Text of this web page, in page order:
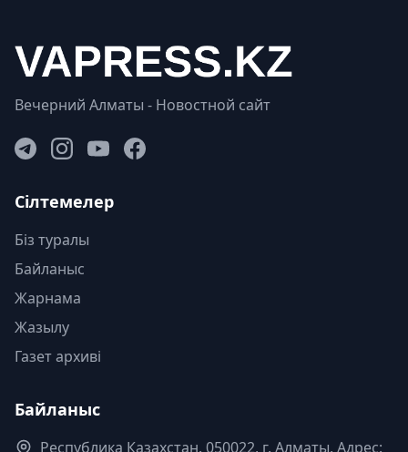
Вечерний Алматы - Новостной сайт
Сілтемелер
Біз туралы
Байланыс
Жарнама
Жазылу
Газет архиві
Байланыс
Республика Казахстан. 050022, г. Алматы, Адрес: